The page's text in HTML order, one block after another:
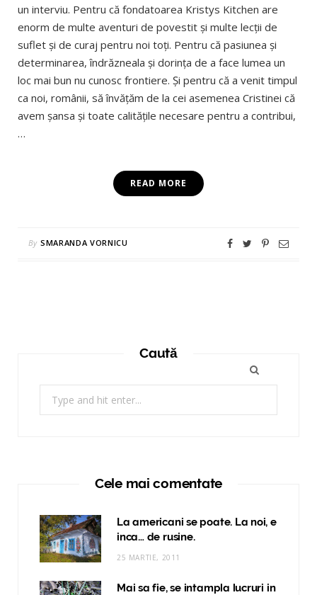
un interviu. Pentru că fondatoarea Kristys Kitchen are
enorm de multe aventuri de povestit şi multe lecţii de
suflet şi de curaj pentru noi toţi. Pentru că pasiunea şi
determinarea, îndrăzneala şi dorinţa de a face lumea un
loc mai bun nu cunosc frontiere. Şi pentru că a venit timpul
ca noi, românii, să învăţăm de la cei asemenea Cristinei că
avem şansa şi toate calităţile necesare pentru a contribui,
…
READ MORE
By SMARANDA VORNICU
Caută
for:
Cele mai comentate
La americani se poate. La noi, e
inca… de rusine.
25 MARTIE, 2011
Mai sa fie, se intampla lucruri in